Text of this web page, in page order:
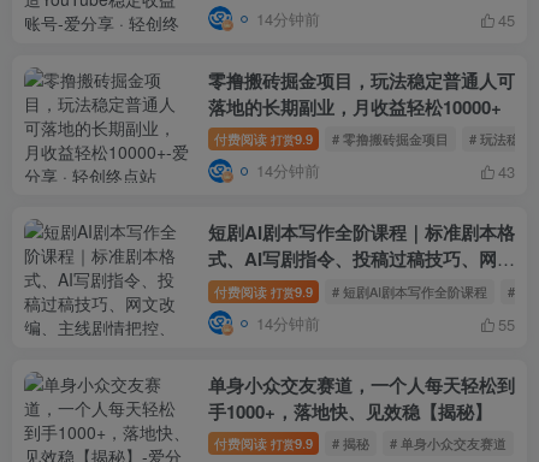
14分钟前 45
零撸搬砖掘金项目，玩法稳定普通人可
落地的长期副业，月收益轻松10000+
付费阅读 打赏9.9 # 零撸搬砖掘金项目 # 玩法稳定
14分钟前 43
短剧AI剧本写作全阶课程｜标准剧本格
式、AI写剧指令、投稿过稿技巧、网文
改编、主线剧情把控、审稿避坑全套实
操教学
付费阅读 打赏9.9 # 短剧AI剧本写作全阶课程 # 标
14分钟前 55
单身小众交友赛道，一个人每天轻松到
手1000+，落地快、见效稳【揭秘】
付费阅读 打赏9.9 # 揭秘 # 单身小众交友赛道